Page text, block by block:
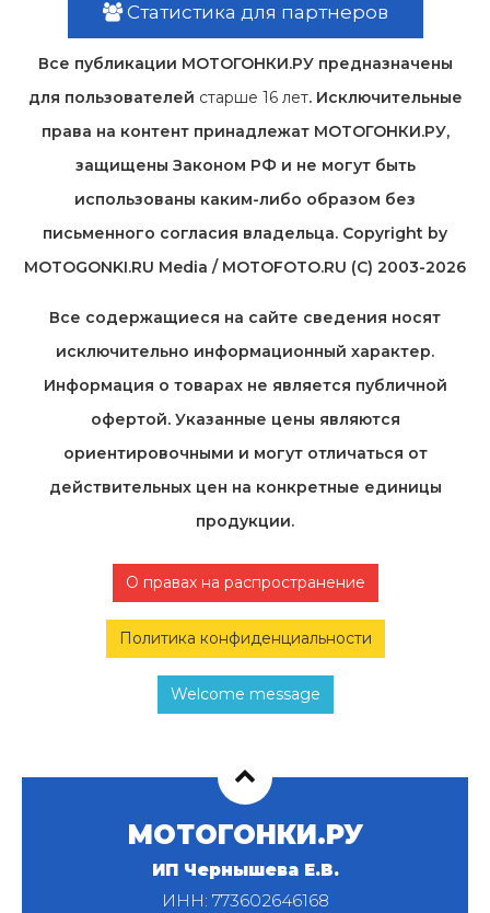
Статистика для партнеров
Все публикации МОТОГОНКИ.РУ предназначены
для пользователей старше 16 лет. Исключительные
права на контент принадлежат МОТОГОНКИ.РУ,
защищены Законом РФ и не могут быть
использованы каким-либо образом без
письменного согласия владельца. Copyright by
MOTOGONKI.RU Media / MOTOFOTO.RU (C) 2003-2026
Все содержащиеся на cайте сведения носят
исключительно информационный характер.
Информация о товарах не является публичной
офертой. Указанные цены являются
ориентировочными и могут отличаться от
действительных цен на конкретные единицы
продукции.
О правах на распространение
Политика конфиденциальности
Welcome message
МОТОГОНКИ.РУ
ИП Чернышева Е.В.
ИНН: 773602646168